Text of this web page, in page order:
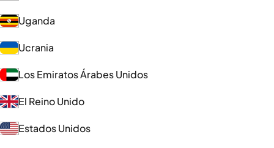
Uganda
Ucrania
Los Emiratos Árabes Unidos
El Reino Unido
Estados Unidos